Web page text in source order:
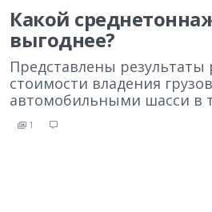
Какой
выгоднее?
Представлены результаты
стоимости владения
автомобильными шасси в
1